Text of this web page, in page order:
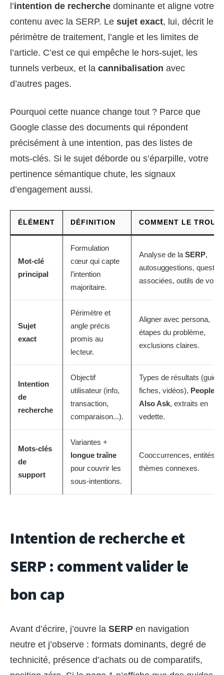
l’intention de recherche dominante et aligne votre
contenu avec la SERP. Le sujet exact, lui, décrit le
périmètre de traitement, l’angle et les limites de
l’article. C’est ce qui empêche le hors-sujet, les
tunnels verbeux, et la cannibalisation avec
d’autres pages.
Pourquoi cette nuance change tout ? Parce que
Google classe des documents qui répondent
précisément à une intention, pas des listes de
mots-clés. Si le sujet déborde ou s’éparpille, votre
pertinence sémantique chute, les signaux
d’engagement aussi.
ÉLÉMENT DÉFINITION COMMENT LE
Mot-clé
principal
Formulation
cœur qui capte
l’intention
majoritaire.
Analyse de laSERP,
autosuggestions,
associées, outils de
Sujet
exact
Périmètre et
angle précis
promis au
lecteur.
Aligner avec persona,
étapes du problème,
exclusions claires.
Intention
de
recherche
Objectif
utilisateur (info,
transaction,
comparaison...).
Types de résultats
fiches, vidéos), People
Also Ask, extraits en
vedette.
Mots-clés
de
support
Variantes +
longue traîne
pour couvrir les
sous-intentions.
Cooccurrences, entités,
thèmes connexes.
Intention de recherche et
SERP : comment valider le
bon cap
Avant d’écrire, j’ouvre la SERP en navigation
neutre et j’observe : formats dominants, degré de
technicité, présence d’achats ou de comparatifs,